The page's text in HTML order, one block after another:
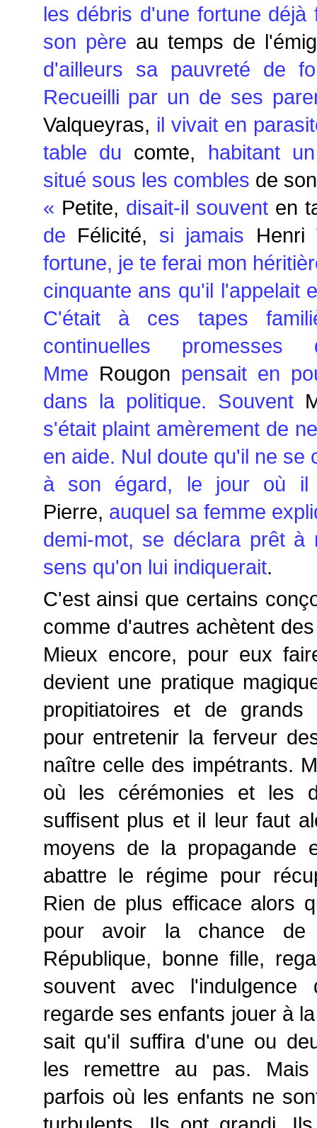
les débris d'une fortune déjà
son père au temps de
d'ailleurs sa pauvreté de
Recueilli par un de ses
Valqueyras, il vivait en
table du comte, habitant
situé sous les combles de
« Petite, disait-il souvent en
de Félicité, si jamais
fortune, je te ferai mon
cinquante ans qu'il l'appelait
C'était à ces tapes
continuelles promesses
Mme Rougon pensait en
dans la politique. Souvent
s'était plaint amèrement de
en aide. Nul doute qu'il ne se
à son égard, le jour où il
Pierre, auquel sa femme
demi-mot, se déclara prêt à
sens qu'on lui indiquerait.
C'est ainsi que certains
comme d'autres achètent
Mieux encore, pour eux
devient une pratique
propitiatoires et de grands
pour entretenir la ferveur
naître celle des impétrants.
où les cérémonies et les
suffisent plus et il leur faut
moyens de la propagande
abattre le régime pour
Rien de plus efficace alors
pour avoir la chance
République, bonne fille,
souvent avec l'indulgence
regarde ses enfants jouer à
sait qu'il suffira d'une ou
les remettre au pas.
parfois où les enfants ne